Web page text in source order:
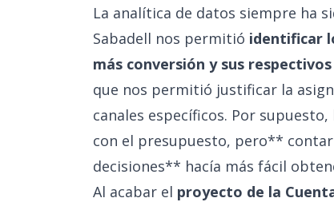
La analítica de datos siempre ha
Sabadell nos permitió identificar
más conversión y sus
que nos permitió justificar la
canales específicos. Por
con el presupuesto, pero**
decisiones** hacía más fácil
Al acabar el proyecto de la